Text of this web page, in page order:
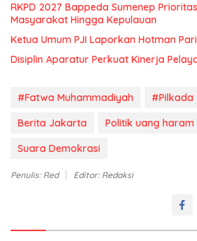
RKPD 2027 Bappeda Sumenep
Masyarakat Hingga Kepulauan
Ketua Umum PJI Laporkan Hotman
Disiplin Aparatur Perkuat Kinerja
#Fatwa Muhammadiyah
#Pilkada
Berita Jakarta
Politik uang haram
Suara Demokrasi
Penulis: Red Editor: Redaksi